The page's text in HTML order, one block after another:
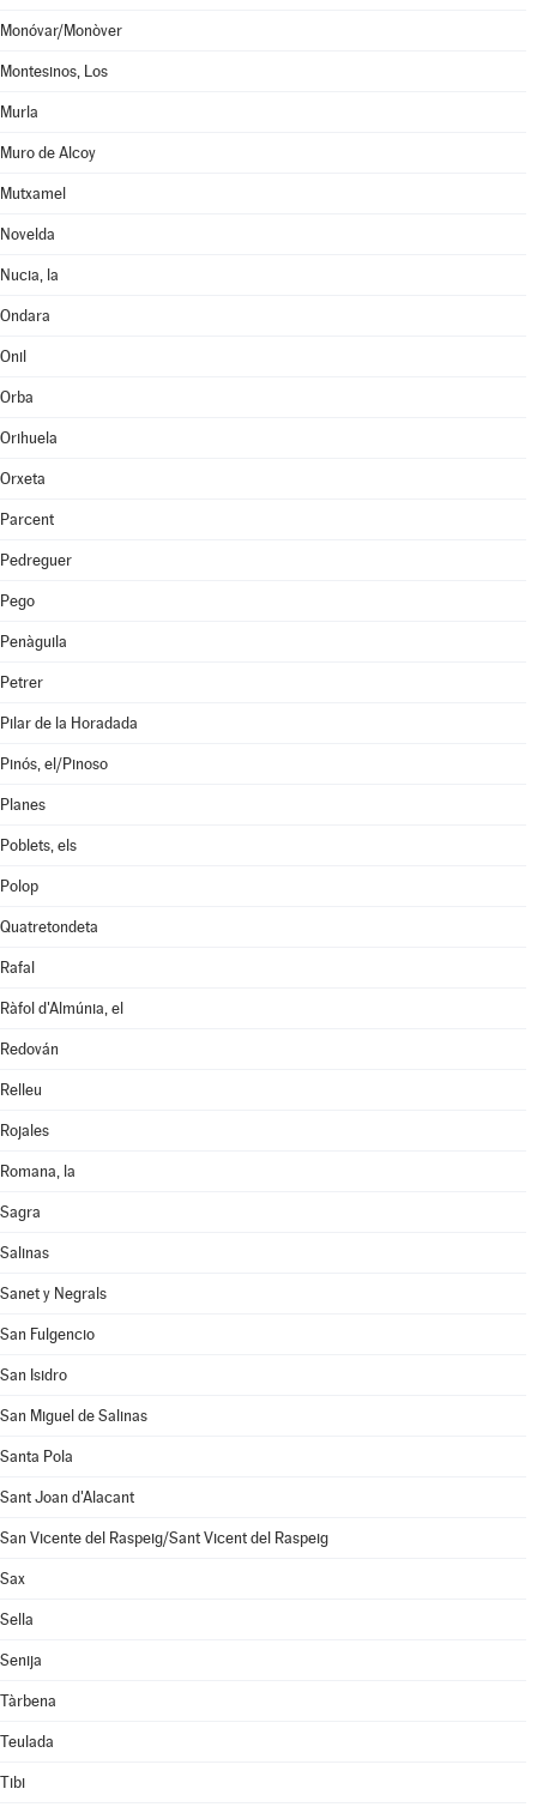
Monóvar/Monòver
Montesinos, Los
Murla
Muro de Alcoy
Mutxamel
Novelda
Nucia, la
Ondara
Onil
Orba
Orihuela
Orxeta
Parcent
Pedreguer
Pego
Penàguila
Petrer
Pilar de la Horadada
Pinós, el/Pinoso
Planes
Poblets, els
Polop
Quatretondeta
Rafal
Ràfol d'Almúnia, el
Redován
Relleu
Rojales
Romana, la
Sagra
Salinas
Sanet y Negrals
San Fulgencio
San Isidro
San Miguel de Salinas
Santa Pola
Sant Joan d'Alacant
San Vicente del Raspeig/Sant Vicent del Raspeig
Sax
Sella
Senija
Tàrbena
Teulada
Tibi